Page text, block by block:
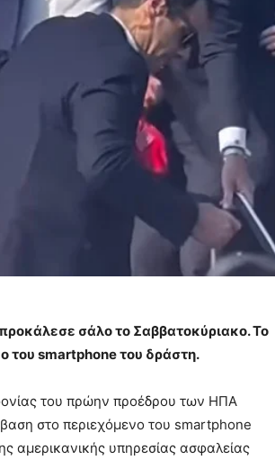
σάλο το Σαββατοκύριακο. Το
του smartphone του δράστη.
του πρώην προέδρου των ΗΠΑ
στο περιεχόμενο του smartphone
αμερικανικής υπηρεσίας ασφαλείας